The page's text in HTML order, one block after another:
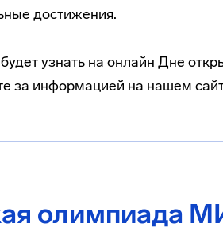
достижения.
узнать на онлайн Дне
за информацией на нашем
олимпиада